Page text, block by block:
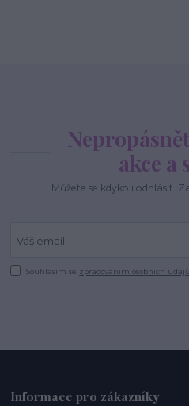
akce a
Můžete se kdykoli odhlásit.
Souhlasím se zpracováním osobních údajů
Informace pro zákazníky